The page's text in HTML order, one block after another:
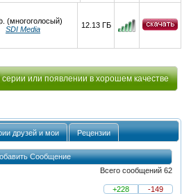
(многоголосый)
SDI Media
12.13 ГБ
или появлении в хорошем качестве
друзей и мои Рецензии
Сообщение
Всего сообщений 62
+228
-149